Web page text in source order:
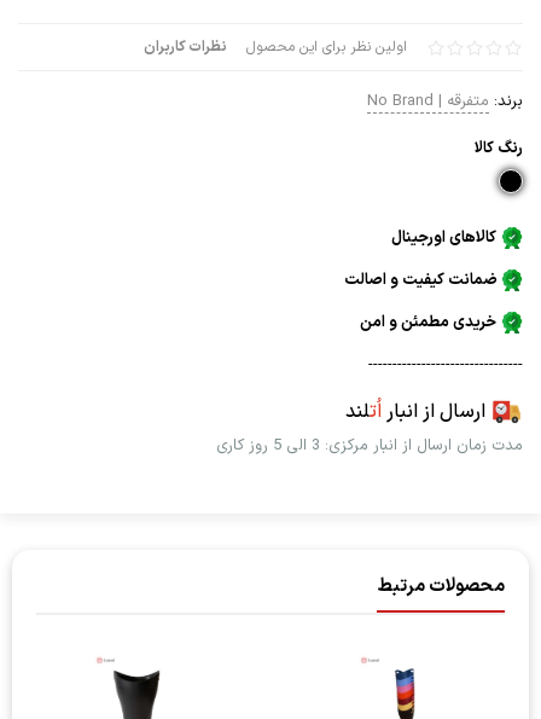
اولین نظر برای این محصول نظرات کاربران
برند: متفرقه | No Brand
رنگ كالا
کالاهای اورجینال
ضمانت کیفیت و اصالت
خریدی مطمئن و امن
--------------------------------
ارسال از انباراُتلند
مدت زمان ارسال از انبار مرکزی: 3 الی 5 روز کاری
محصولات مرتبط